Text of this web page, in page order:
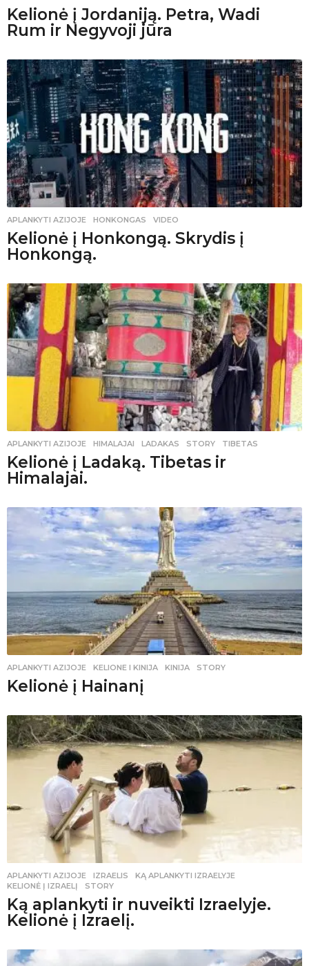
Kelionė į Jordaniją. Petra, Wadi
Rum ir Negyvoji jūra
APLANKYTI AZIJOJE HONKONGAS ,VIDEO
Kelionė į Honkongą. Skrydis į
Honkongą.
APLANKYTI AZIJOJE HIMALAJAI ,LADAKAS ,STORY ,TIBETAS
Kelionė į Ladaką. Tibetas ir
Himalajai.
APLANKYTI AZIJOJE KELIONE I KINIJA ,KINIJA ,STORY
Kelionė į Hainanį
APLANKYTI AZIJOJE IZRAELIS ,KĄ APLANKYTI IZRAELYJE
KELIONĖ Į IZRAELĮ
,STORY
Ką aplankyti ir nuveikti Izraelyje.
Kelionė į Izraelį.